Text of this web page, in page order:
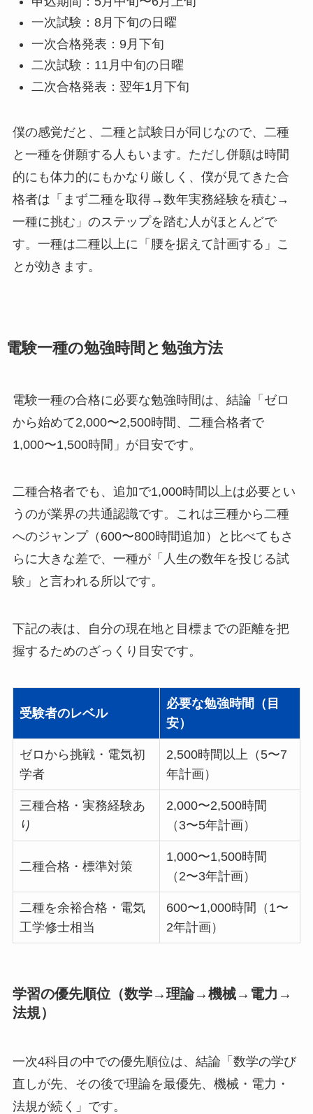
一次試験：8月下旬の日曜
一次合格発表：9月下旬
二次試験：11月中旬の日曜
二次合格発表：翌年1月下旬
僕の感覚だと、二種と試験日が同じなので、二種
と一種を併願する人もいます。ただし併願は時間
的にも体力的にもかなり厳しく、僕が見てきた合
格者は「まず二種を取得→数年実務経験を積む→
一種に挑む」のステップを踏む人がほとんどで
す。一種は二種以上に「腰を据えて計画する」こ
とが効きます。
電験一種の勉強時間と勉強方法
電験一種の合格に必要な勉強時間は、結論「ゼロ
から始めて2,000〜2,500時間、二種合格者で
1,000〜1,500時間」が目安です。
二種合格者でも、追加で1,000時間以上は必要とい
うのが業界の共通認識です。これは三種から二種
へのジャンプ（600〜800時間追加）と比べてもさ
らに大きな差で、一種が「人生の数年を投じる試
験」と言われる所以です。
下記の表は、自分の現在地と目標までの距離を把
握するためのざっくり目安です。
受験者のレベル
必要な勉強時間（目
安）
ゼロから挑戦・電気初
学者
2,500時間以上（5〜7
年計画）
三種合格・実務経験あ
り
2,000〜2,500時間
（3〜5年計画）
二種合格・標準対策
1,000〜1,500時間
（2〜3年計画）
二種を余裕合格・電気
工学修士相当
600〜1,000時間（1〜
2年計画）
学習の優先順位（数学→理論→機械→電力→
法規）
一次4科目の中での優先順位は、結論「数学の学び
直しが先、その後で理論を最優先、機械・電力・
法規が続く」です。